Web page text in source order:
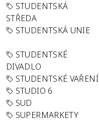
STUDENTSKÁ
STŘEDA
STUDENTSKÁ UNIE
STUDENTSKÉ
DIVADLO
STUDENTSKÉ VAŘENÍ
STUDIO 6
SUD
SUPERMARKETY